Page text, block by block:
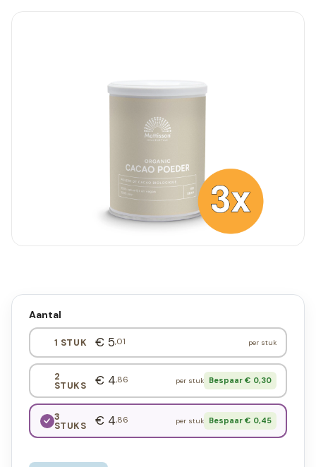
Aantal
1 STUK € 5,01 per stuk
2
STUKS € 4,86 per stuk Bespaar € 0,30
3
STUKS € 4,86 per stuk Bespaar € 0,45